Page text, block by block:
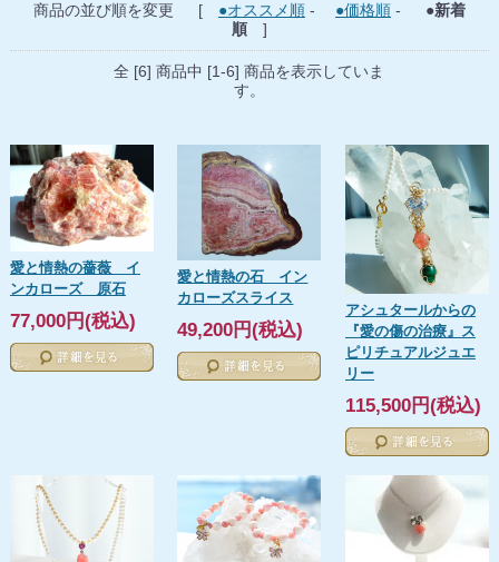
商品の並び順を変更 [ ●オススメ順- ●価格順- ●新着
順]
全 [6] 商品中 [1-6] 商品を表示していま
す。
愛と情熱の薔薇 イ
ンカローズ 原石
77,000円(税込)
愛と情熱の石 イン
カローズスライス
49,200円(税込)
アシュタールからの
『愛の傷の治療』ス
ピリチュアルジュエ
リー
115,500円(税込)